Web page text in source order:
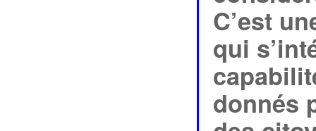
C’est
qui
donnés